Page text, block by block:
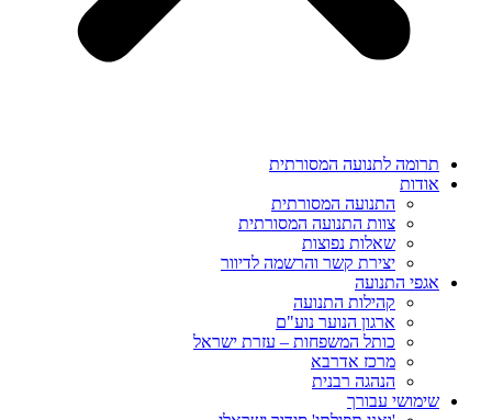
תרומה לתנועה המסורתית
אודות
התנועה המסורתית
צוות התנועה המסורתית
שאלות נפוצות
יצירת קשר והרשמה לדיוור
אגפי התנועה
קהילות התנועה
ארגון הנוער נוע"ם
כותל המשפחות – עזרת ישראל
מרכז אדרבא
הנהגה רבנית
שימושי עבורך